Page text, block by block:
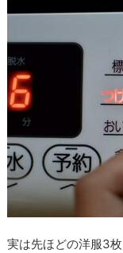
実は先ほどの洋服3